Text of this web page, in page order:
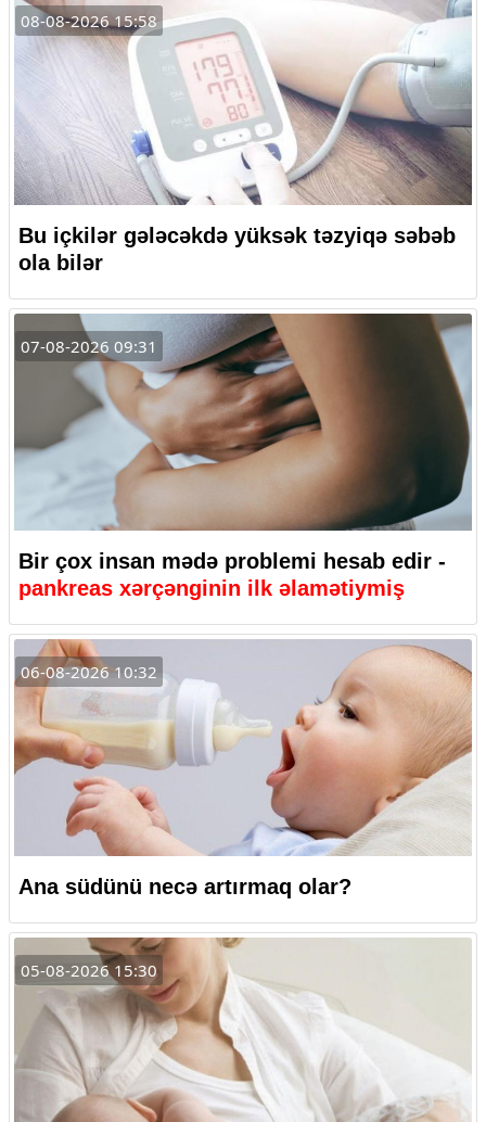
08-08-2026 15:58
Bu içkilər gələcəkdə yüksək təzyiqə səbəb
ola bilər
07-08-2026 09:31
Bir çox insan mədə problemi hesab edir -
pankreas xərçənginin ilk əlamətiymiş
06-08-2026 10:32
Ana südünü necə artırmaq olar?
05-08-2026 15:30